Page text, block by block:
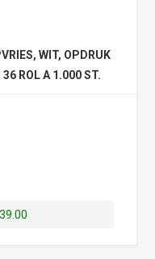
WIT, OPDRUK
ROL A 1.000 ST.